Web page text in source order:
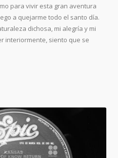
para vivir esta gran aventura
a quejarme todo el santo día.
dichosa, mi alegría y mi
interiormente, siento que se